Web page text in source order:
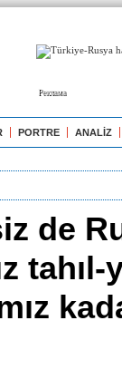
Реклама
PORTRE ANALİZ
de
tahıl-